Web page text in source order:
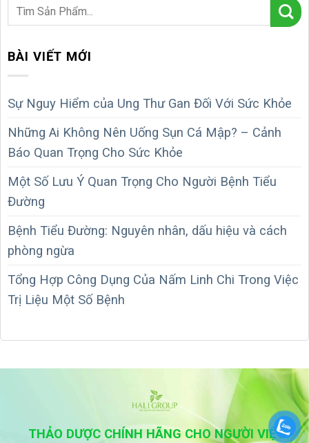
BÀI VIẾT MỚI
Sự Nguy Hiểm của Ung Thư Gan Đối Với Sức Khỏe
Những Ai Không Nên Uống Sụn Cá Mập? – Cảnh
Báo Quan Trọng Cho Sức Khỏe
Một Số Lưu Ý Quan Trọng Cho Người Bệnh Tiểu
Đường
Bệnh Tiểu Đường: Nguyên nhân, dấu hiệu và cách
phòng ngừa
Tổng Hợp Công Dụng Của Nấm Linh Chi Trong Việc
Trị Liệu Một Số Bệnh
THẢO DƯỢC CHÍNH HÃNG CHO NGƯỜI VIỆT